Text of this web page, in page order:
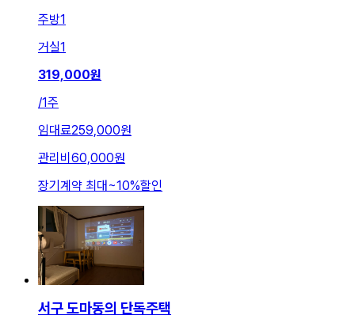
주방1
거실1
319,000원
/1주
임대료259,000원
관리비 60,000원
장기계약 최대~10%할인
서구 도마동의 단독주택